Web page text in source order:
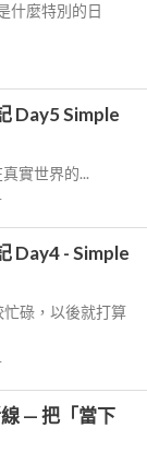
什麼特別的日
Day5 Simple
實世界的...
Day4 - Simple
碌，以後就打算
— 把「當下